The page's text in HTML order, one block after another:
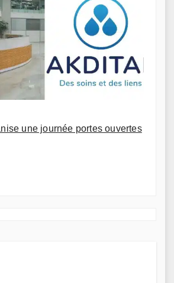
une journée portes ouvertes